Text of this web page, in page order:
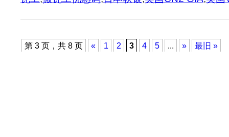
第 3 页，共 8 页 « 1 2 3 4 5 » 最旧 »